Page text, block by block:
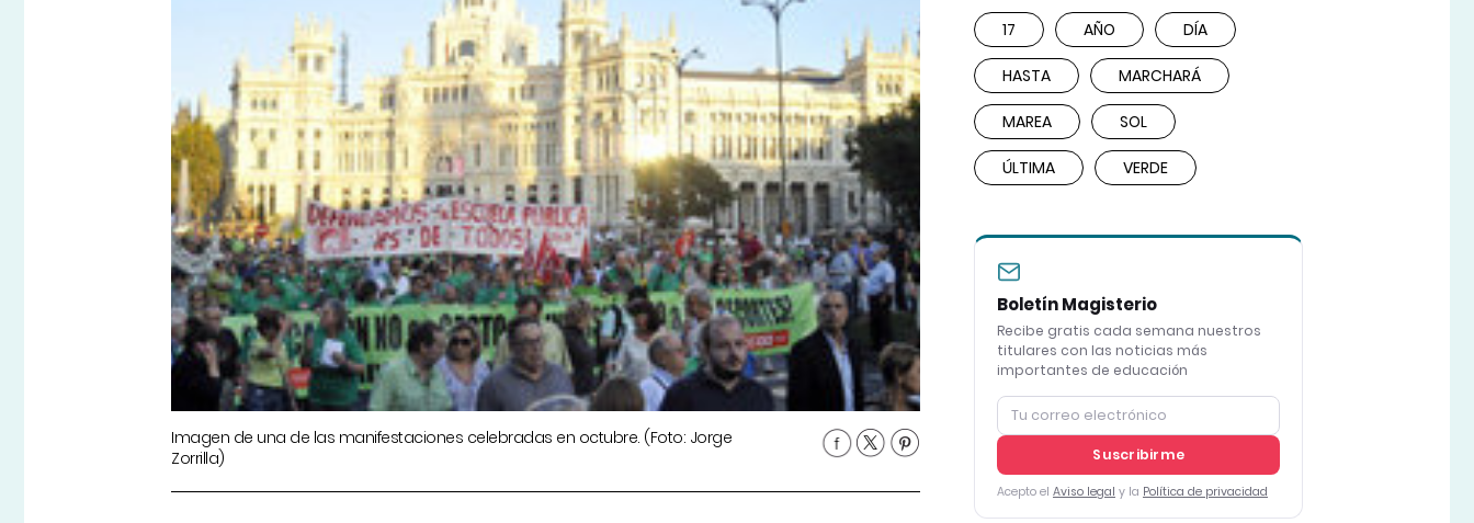
Imagen de una de las manifestaciones celebradas en octubre. (Foto: Jorge
Zorrilla)
17 AÑO DÍA
HASTA MARCHARÁ
MAREA SOL
ÚLTIMA VERDE
Boletín Magisterio
Recibe gratis cada semana nuestros
titulares con las noticias más
importantes de educación
Suscribirme
Acepto el Aviso legal y la Política de privacidad